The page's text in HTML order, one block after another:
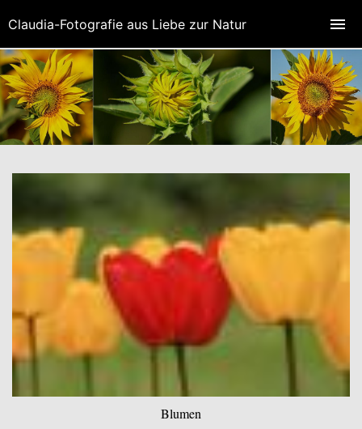
Blumen
Claudia-Fotografie aus Liebe zur Natur